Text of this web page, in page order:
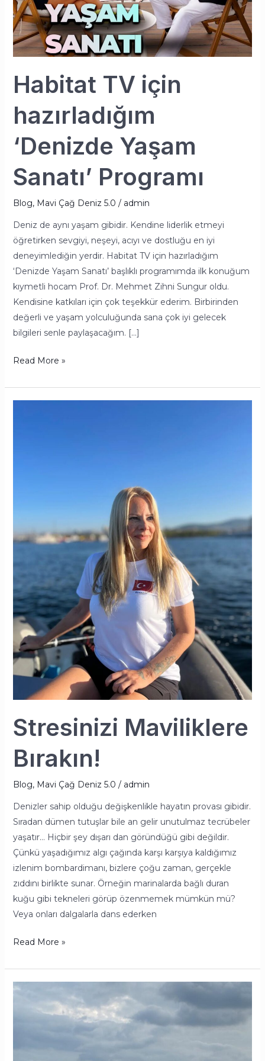
Habitat TV için
hazırladığım
‘Denizde Yaşam
Sanatı’ Programı
Blog, Mavi Çağ Deniz 5.0 / admin
Deniz de aynı yaşam gibidir. Kendine liderlik etmeyi
öğretirken sevgiyi, neşeyi, acıyı ve dostluğu en iyi
deneyimlediğin yerdir. Habitat TV için hazırladığım
‘Denizde Yaşam Sanatı’ başlıklı programımda ilk konuğum
kıymetli hocam Prof. Dr. Mehmet Zihni Sungur oldu.
Kendisine katkıları için çok teşekkür ederim. Birbirinden
değerli ve yaşam yolculuğunda sana çok iyi gelecek
bilgileri senle paylaşacağım. […]
Programı
Read More »
Stresinizi Maviliklere
Bırakın!
Blog, Mavi Çağ Deniz 5.0 / admin
Denizler sahip olduğu değişkenlikle hayatın provası gibidir.
Sıradan dümen tutuşlar bile an gelir unutulmaz tecrübeler
yaşatır… Hiçbir şey dışarı dan göründüğü gibi değildir.
Çünkü yaşadığımız algı çağında karşı karşıya kaldığımız
izlenim bombardimanı, bizlere çoğu zaman, gerçekle
zıddını birlikte sunar. Örneğin marinalarda bağlı duran
kuğu gibi tekneleri görüp özenmemek mümkün mü?
Veya onları dalgalarla dans ederken
Read More »
Denizcilik